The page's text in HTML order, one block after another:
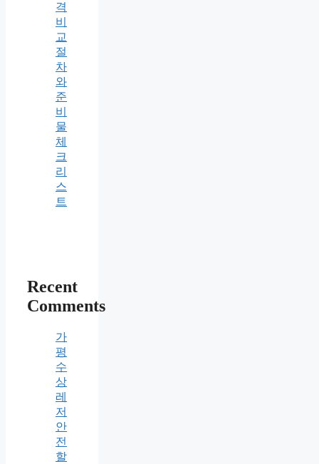
격
비
교
절
차
와
준
비
물
체
크
리
스
트
Recent
Comments
가
평
수
상
레
저
안
전
할